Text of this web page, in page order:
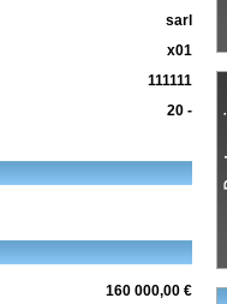
sarl
x01
111111
20 -
160 000,00 €